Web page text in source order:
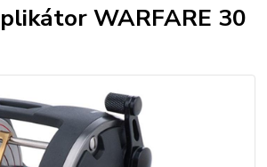
WARFARE 30